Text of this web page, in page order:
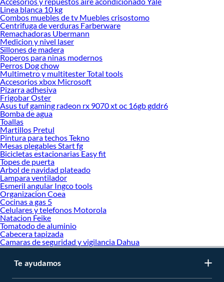
eficiencia y diseño, lo que las convierte en una opción confiable frente a otras
marcas. Descubre cuál se adapta mejor a ti y conoce más sobre sus beneficios.
Explora nuestras colecciones disponibles y encuentra el modelo que transforma
tu rutina con comodidad y estilo.
Refrigeradora
Ventilador
Aire acondicionado
Aire acondicionado portatil
Deshumedecedor
Cocinas
Licuadora
Freidora de aire
Cafetera
Lavadora
Microondas
Frigobar
Aspiradora
Dispensador de agua
Campana de cocina
Cocina electrica
Cocina empotrable
Secadora de ropa
Lavaseca
Olla arrocera
Horno electrico
Estufa electrica
Calefactor
Plancha de cabello
Linea blanca 10 kg
Combos muebles de tv Muebles crisostomo
Centrifuga de verduras Farberware
Remachadoras Ubermann
Medicion y nivel laser
Sillones de madera
Roperos para ninas modernos
Perros Dog chow
Multimetro y multitester Total tools
Accesorios xbox Microsoft
Pizarra adhesiva
Frigobar Oster
Asus tuf gaming radeon rx 9070 xt oc 16gb gddr6
Bomba de agua
Toallas
Martillos Pretul
Pintura para techos Tekno
Mesas plegables Start fg
Bicicletas estacionarias Easy fit
Topes de puerta
Arbol de navidad plateado
Lampara ventilador
Esmeril angular Ingco tools
Organizacion Coea
Cocinas a gas 5
Celulares y telefonos Motorola
Natacion Feike
Tomatodo de aluminio
Cabecera tapizada
Camaras de seguridad y vigilancia Dahua
Te ayudamos